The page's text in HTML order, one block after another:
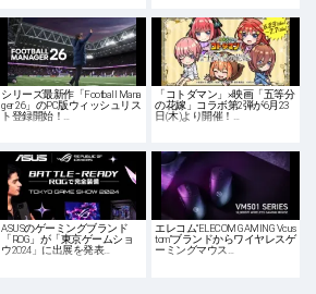
シリーズ最新作「Football Mana
ger 26」のPC版ウィッシュリス
ト登録開始！…
「コトダマン」×映画「五等分
の花嫁」コラボ第2弾が6月23
日(木)より開催！…
ASUSのゲーミングブランド
「ROG」が「東京ゲームショ
ウ2024」に出展を発表…
エレコム“ELECOM GAMING Vcus
tom”ブランドからワイヤレスゲ
ーミングマウス…